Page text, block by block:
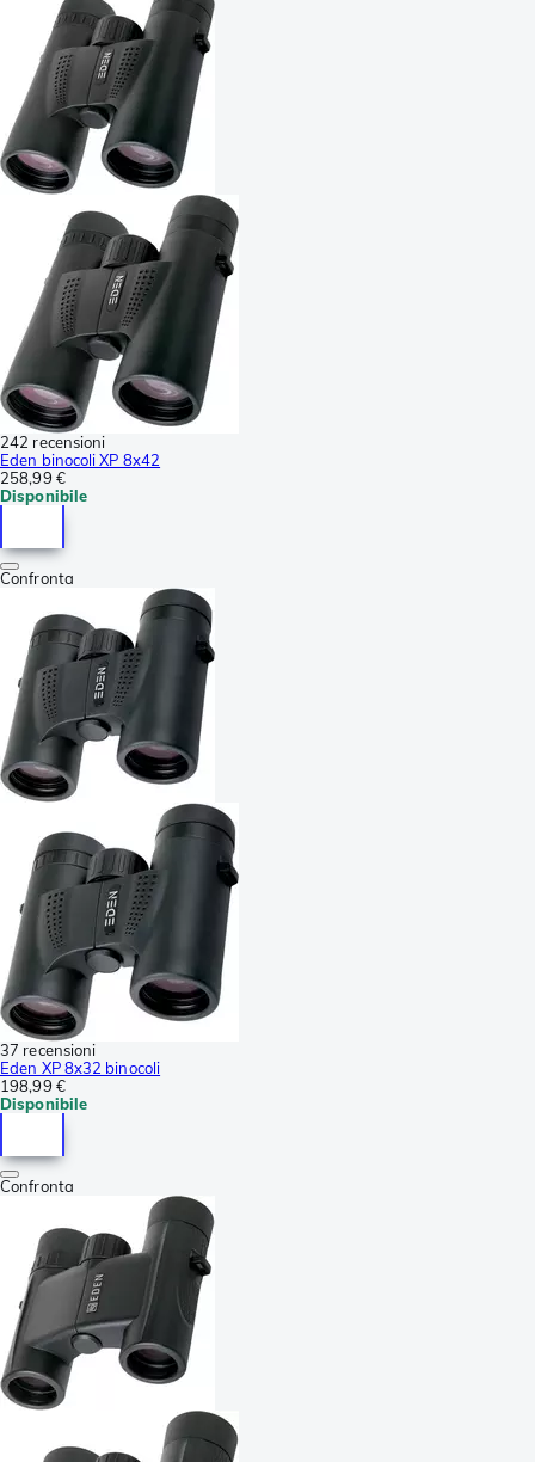
242 recensioni
Eden binocoli XP 8x42
258,99 €
Disponibile
Confronta
37 recensioni
Eden XP 8x32 binocoli
198,99 €
Disponibile
Confronta